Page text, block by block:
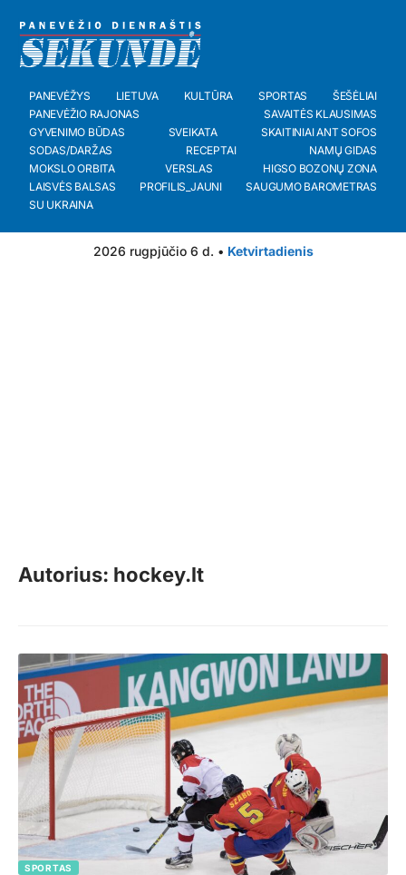
PANEVĖŽYS LIETUVA KULTŪRA SPORTAS
ŠEŠĖLIAI
PANEVĖŽIO RAJONAS
SAVAITĖS KLAUSIMAS
GYVENIMO BŪDAS
SVEIKATA
SKAITINIAI ANT SOFOS
SODAS/DARŽAS
RECEPTAI
NAMŲ GIDAS
MOKSLO ORBITA
VERSLAS
HIGSO BOZONŲ ZONA
LAISVĖS BALSAS
PROFILIS_JAUNI
SAUGUMO BAROMETRAS
SU UKRAINA
2026 rugpjūčio 6 d. • Ketvirtadienis
Autorius: hockey.lt
SPORTAS